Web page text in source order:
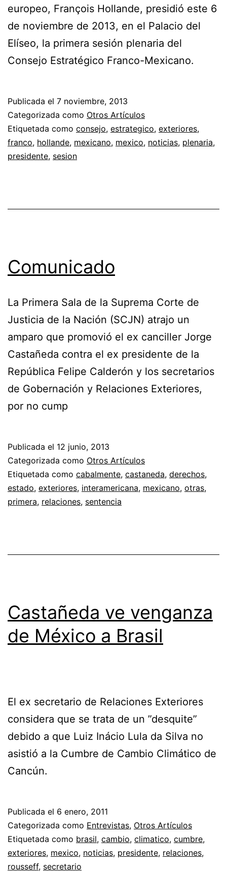
europeo, François Hollande, presidió este 6
de noviembre de 2013, en el Palacio del
Elíseo, la primera sesión plenaria del
Consejo Estratégico Franco-Mexicano.
Publicada el 7 noviembre, 2013
Categorizada como Otros Artículos
Etiquetada como consejo, estrategico, exteriores,
franco, hollande, mexicano, mexico, noticias, plenaria,
presidente, sesion
Comunicado
La Primera Sala de la Suprema Corte de
Justicia de la Nación (SCJN) atrajo un
amparo que promovió el ex canciller Jorge
Castañeda contra el ex presidente de la
República Felipe Calderón y los secretarios
de Gobernación y Relaciones Exteriores,
por no cump
Publicada el 12 junio, 2013
Categorizada como Otros Artículos
Etiquetada como cabalmente, castaneda, derechos,
estado, exteriores, interamericana, mexicano, otras,
primera, relaciones, sentencia
Castañeda ve venganza
de México a Brasil
El ex secretario de Relaciones Exteriores
considera que se trata de un ”desquite”
debido a que Luiz Inácio Lula da Silva no
asistió a la Cumbre de Cambio Climático de
Cancún.
Publicada el 6 enero, 2011
Categorizada como Entrevistas, Otros Artículos
Etiquetada como brasil, cambio, climatico, cumbre,
exteriores, mexico, noticias, presidente, relaciones,
rousseff, secretario